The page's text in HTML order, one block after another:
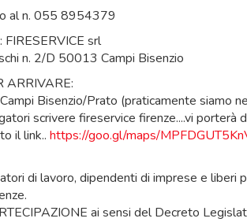
al n. 055 8954379
FIRESERVICE srl
n. 2/D 50013 Campi Bisenzio
ARRIVARE:
Bisenzio/Prato (praticamente siamo
scrivere fireservice firenze....vi porterà
il link.. https://goo.gl/maps/
di lavoro, dipendenti di imprese e liberi
ai sensi del Decreto